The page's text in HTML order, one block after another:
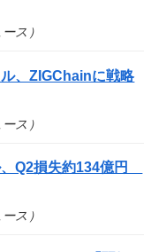
ス）
、ZIGChainに戦略
ス）
Q2損失約134億円
ス）